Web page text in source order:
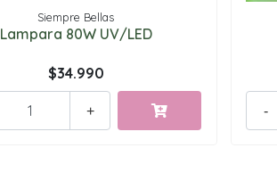
Siempre Bellas
Lampara 80W UV/LED
$34.990
+ -